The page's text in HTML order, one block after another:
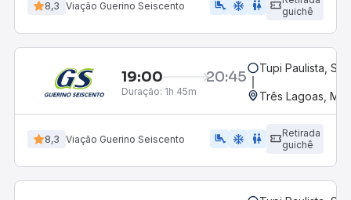
8,3 Viação Guerino Seiscento airline_seat_legroom_extra ac_unit WC
guichê
19:00 20:45
Duração: 1h 45m
Tupi Paulista, SP
Três Lagoas, MS
8,3 Viação Guerino Seiscento airline_seat_legroom_extra ac_unit wc
Retirada
guichê